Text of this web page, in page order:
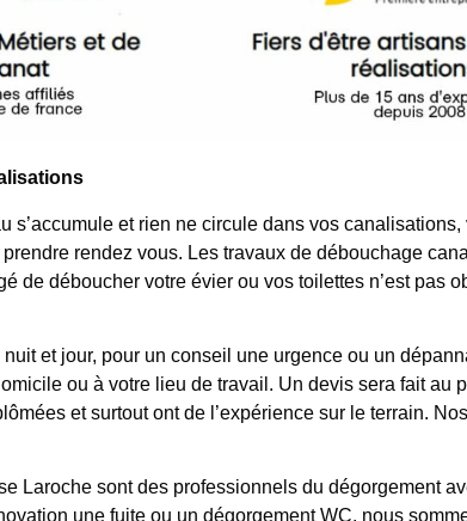
s’accumule et rien ne circule dans vos
rendez vous. Les travaux de débouchage
de déboucher votre évier ou vos toilettes n’est pas
et jour, pour un conseil une urgence ou un
ou à votre lieu de travail. Un devis sera fait au
et surtout ont de l’expérience sur le terrain.
Laroche sont des professionnels du dégorgement
une fuite ou un dégorgement WC, nous